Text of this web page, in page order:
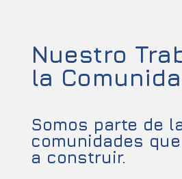
Nuestro
la
Somos parte de
comunidades
a construir.